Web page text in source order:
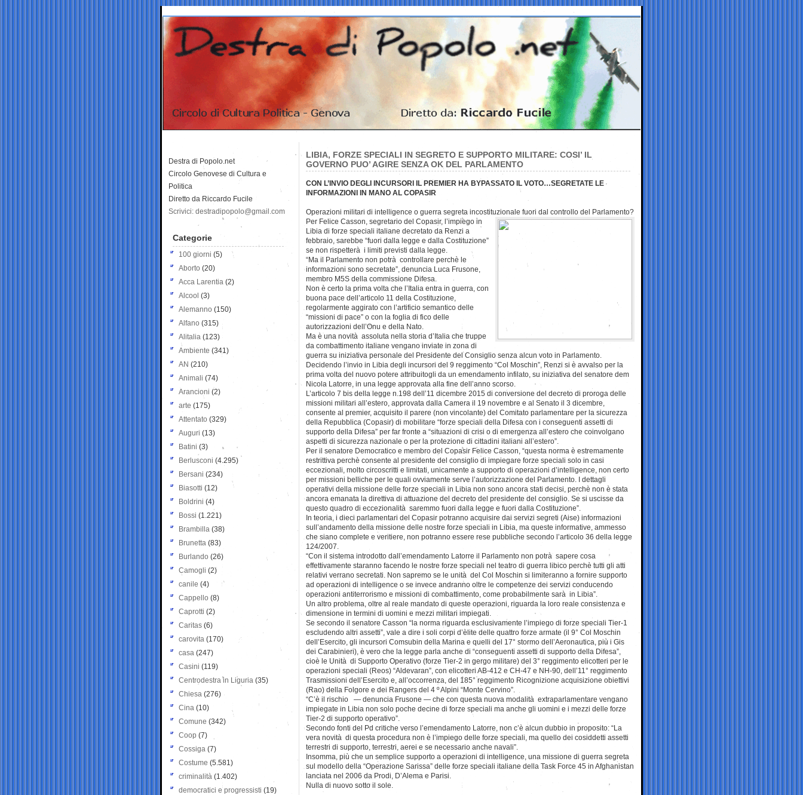
LIBIA, FORZE SPECIALI IN SEGRETO E SUPPORTO MILITARE: COSI’ IL
GOVERNO PUO’ AGIRE SENZA OK DEL PARLAMENTO
CON L’INVIO DEGLI INCURSORI IL PREMIER HA BYPASSATO IL VOTO…SEGRETATE LE
INFORMAZIONI IN MANO AL COPASIR
Operazioni militari di intelligence o guerra segreta incostituzionale fuori dal controllo del Parlamento?
Per Felice Casson, segretario del Copasir, l’impiego in
Libia di forze speciali italiane decretato da Renzi a
febbraio, sarebbe “fuori dalla legge e dalla Costituzione”
se non rispetterà i limiti previsti dalla legge.
“Ma il Parlamento non potrà controllare perchè le
informazioni sono secretate”, denuncia Luca Frusone,
membro M5S della commissione Difesa.
Non è certo la prima volta che l’Italia entra in guerra, con
buona pace dell’articolo 11 della Costituzione,
regolarmente aggirato con l’artificio semantico delle
“missioni di pace” o con la foglia di fico delle
autorizzazioni dell’Onu e della Nato.
Ma è una novità assoluta nella storia d’Italia che truppe
da combattimento italiane vengano inviate in zona di
guerra su iniziativa personale del Presidente del Consiglio senza alcun voto in Parlamento.
Decidendo l’invio in Libia degli incursori del 9 reggimento “Col Moschin”, Renzi si è avvalso per la
prima volta del nuovo potere attribuitogli da un emendamento infilato, su iniziativa del senatore dem
Nicola Latorre, in una legge approvata alla fine dell’anno scorso.
L’articolo 7 bis della legge n.198 dell’11 dicembre 2015 di conversione del decreto di proroga delle
missioni militari all’estero, approvata dalla Camera il 19 novembre e al Senato il 3 dicembre,
consente al premier, acquisito il parere (non vincolante) del Comitato parlamentare per la sicurezza
della Repubblica (Copasir) di mobilitare “forze speciali della Difesa con i conseguenti assetti di
supporto della Difesa” per far fronte a “situazioni di crisi o di emergenza all’estero che coinvolgano
aspetti di sicurezza nazionale o per la protezione di cittadini italiani all’estero”.
Per il senatore Democratico e membro del Copasir Felice Casson, “questa norma è estremamente
restrittiva perchè consente al presidente del consiglio di impiegare forze speciali solo in casi
eccezionali, molto circoscritti e limitati, unicamente a supporto di operazioni d’intelligence, non certo
per missioni belliche per le quali ovviamente serve l’autorizzazione del Parlamento. I dettagli
operativi della missione delle forze speciali in Libia non sono ancora stati decisi, perchè non è stata
ancora emanata la direttiva di attuazione del decreto del presidente del consiglio. Se si uscisse da
questo quadro di eccezionalità saremmo fuori dalla legge e fuori dalla Costituzione”.
In teoria, i dieci parlamentari del Copasir potranno acquisire dai servizi segreti (Aise) informazioni
sull’andamento della missione delle nostre forze speciali in Libia, ma queste informative, ammesso
che siano complete e veritiere, non potranno essere rese pubbliche secondo l’articolo 36 della legge
124/2007.
“Con il sistema introdotto dall’emendamento Latorre il Parlamento non potrà sapere cosa
effettivamente staranno facendo le nostre forze speciali nel teatro di guerra libico perchè tutti gli atti
relativi verrano secretati. Non sapremo se le unità del Col Moschin si limiteranno a fornire supporto
ad operazioni di intelligence o se invece andranno oltre le competenze dei servizi conducendo
operazioni antiterrorismo e missioni di combattimento, come probabilmente sarà in Libia”.
Un altro problema, oltre al reale mandato di queste operazioni, riguarda la loro reale consistenza e
dimensione in termini di uomini e mezzi militari impiegati.
Se secondo il senatore Casson “la norma riguarda esclusivamente l’impiego di forze speciali Tier-1
escludendo altri assetti”, vale a dire i soli corpi d’èlite delle quattro forze armate (il 9° Col Moschin
dell’Esercito, gli incursori Comsubin della Marina e quelli del 17° stormo dell’Aeronautica, più i Gis
dei Carabinieri), è vero che la legge parla anche di “conseguenti assetti di supporto della Difesa”,
cioè le Unità di Supporto Operativo (forze Tier-2 in gergo militare) del 3° reggimento elicotteri per le
operazioni speciali (Reos) “Aldevaran”, con elicotteri AB-412 e CH-47 e NH-90, dell’11° reggimento
Trasmissioni dell’Esercito e, all’occorrenza, del 185° reggimento Ricognizione acquisizione obiettivi
(Rao) della Folgore e dei Rangers del 4 º Alpini “Monte Cervino”.
“C’è il rischio — denuncia Frusone — che con questa nuova modalità extraparlamentare vengano
impiegate in Libia non solo poche decine di forze speciali ma anche gli uomini e i mezzi delle forze
Tier-2 di supporto operativo”.
Secondo fonti del Pd critiche verso l’emendamento Latorre, non c’è alcun dubbio in proposito: “La
vera novità di questa procedura non è l’impiego delle forze speciali, ma quello dei cosiddetti assetti
terrestri di supporto, terrestri, aerei e se necessario anche navali”.
Insomma, più che un semplice supporto a operazioni di intelligence, una missione di guerra segreta
sul modello della “Operazione Sarissa” delle forze speciali italiane della Task Force 45 in Afghanistan
lanciata nel 2006 da Prodi, D’Alema e Parisi.
Nulla di nuovo sotto il sole.
Destra di Popolo.net
Circolo Genovese di Cultura e
Politica
Diretto da Riccardo Fucile
Scrivici: destradipopolo@gmail.com
Categorie
100 giorni (5)
Aborto (20)
Acca Larentia (2)
Alcool (3)
Alemanno (150)
Alfano (315)
Alitalia (123)
Ambiente (341)
AN (210)
Animali (74)
Arancioni (2)
arte (175)
Attentato (329)
Auguri (13)
Batini (3)
Berlusconi (4.295)
Bersani (234)
Biasotti (12)
Boldrini (4)
Bossi (1.221)
Brambilla (38)
Brunetta (83)
Burlando (26)
Camogli (2)
canile (4)
Cappello (8)
Caprotti (2)
Caritas (6)
carovita (170)
casa (247)
Casini (119)
Centrodestra in Liguria (35)
Chiesa (276)
Cina (10)
Comune (342)
Coop (7)
Cossiga (7)
Costume (5.581)
criminalità (1.402)
democratici e progressisti (19)